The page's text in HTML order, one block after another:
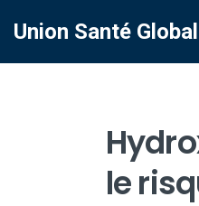
Union Santé
le